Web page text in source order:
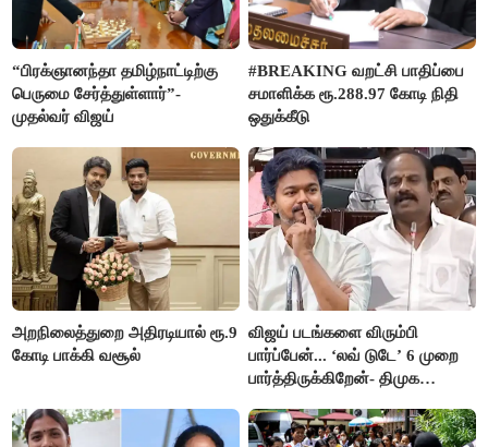
“பிரக்ஞானந்தா தமிழ்நாட்டிற்கு
பெருமை சேர்த்துள்ளார்”-
முதல்வர் விஜய்
#BREAKING வறட்சி பாதிப்பை
சமாளிக்க ரூ.288.97 கோடி நிதி
ஒதுக்கீடு
அறநிலைத்துறை அதிரடியால் ரூ.9
கோடி பாக்கி வசூல்
விஜய் படங்களை விரும்பி
பார்ப்பேன்... ‘லவ் டுடே’ 6 முறை
பார்த்திருக்கிறேன்- திமுக